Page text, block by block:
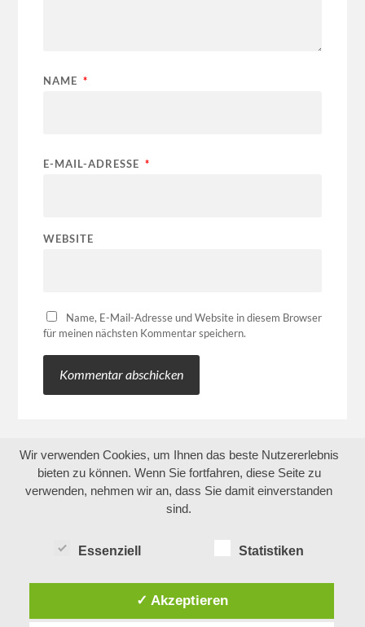
NAME *
E-MAIL-ADRESSE *
WEBSITE
Name, E-Mail-Adresse und Website in diesem Browser
für meinen nächsten Kommentar speichern.
Wir verwenden Cookies, um Ihnen das beste Nutzererlebnis
bieten zu können. Wenn Sie fortfahren, diese Seite zu
verwenden, nehmen wir an, dass Sie damit einverstanden
sind.
Essenziell Statistiken
✓ Akzeptieren